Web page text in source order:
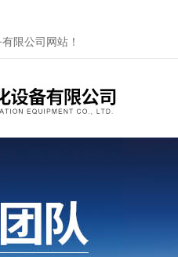
限公司网站！